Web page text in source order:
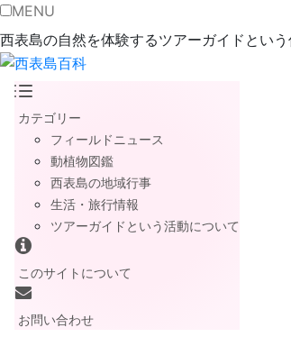
MENU
西表島の自然を体験するツアーガイドとい
カテゴリー
フィールドニュース
動植物図鑑
西表島の地域行事
生活・旅行情報
ツアーガイドという活動について
このサイトについて
お問い合わせ